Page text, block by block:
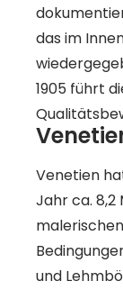
das im
1905 führt
Venetien
Jahr ca. 8,2
und